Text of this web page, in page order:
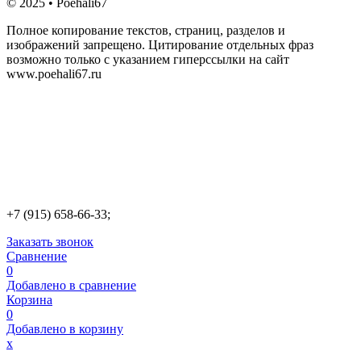
Полное копирование текстов, страниц, разделов и
изображений запрещено. Цитирование отдельных фраз
возможно только с указанием гиперссылки на сайт
www.poehali67.ru
+7 (915) 658-66-33;
Заказать звонок
Сравнение
0
Добавлено в сравнение
Корзина
0
Добавлено в корзину
х